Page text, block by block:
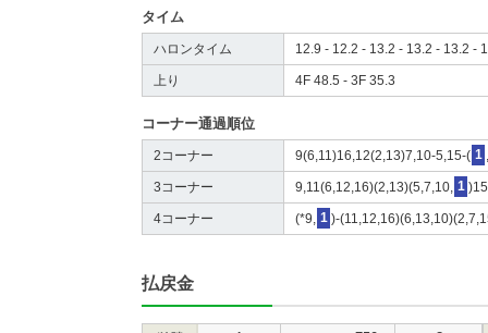
タイム
ハロンタイム 12.9 - 12.2 - 13.2 - 13.2 - 13.2 -
上り 4F 48.5 - 3F 35.3
コーナー通過順位
2コーナー 9(6,11)16,12(2,13)7,10-5,15-( 1
3コーナー 9,11(6,12,16)(2,13)(5,7,10, 1
4コーナー (*9, 1 )-
払戻金